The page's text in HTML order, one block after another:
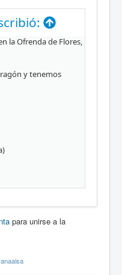
la Ofrenda de Flores,
y tenemos
para unirse a la